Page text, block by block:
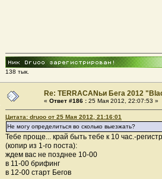
138 тык.
Re: TERRACANьи Бега 2012
« Ответ #186 : 25 Мая 2012, 22:07:53 »
Цитата: druoo от 25 Мая 2012, 21:16:01
Не могу определиться во сколько выезжать?
Тебе проще... край быть тебе к 10 час.-
(копир из 1-го поста):
ждем вас не позднее 10-00
в 11-00 брифинг
в 12-00 старт Бегов